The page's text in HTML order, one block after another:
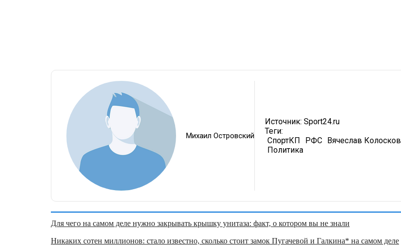
Михаил Островский
Источник:Sport24.ru
Теги:
СпортКП
РФС
Вячеслав Колосков
Политика
Для чего на самом деле нужно закрывать крышку унитаза: факт, о котором вы не знали
Никаких сотен миллионов: стало известно, сколько стоит замок Пугачевой и Галкина* на самом деле